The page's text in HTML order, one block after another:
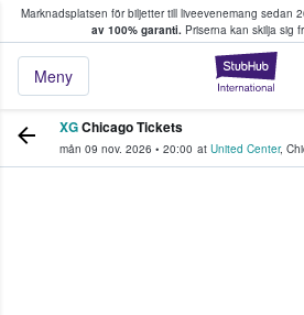
Marknadsplatsen för biljetter till liveevenemang sedan
av 100% garanti. Priserna kan skilja sig
Meny
köper och säljer
XGChicago Tickets
mån 09 nov. 2026 • 20:00 at United Center,